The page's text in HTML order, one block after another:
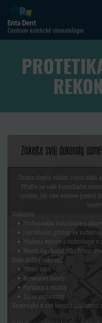
Centrum estetické stomatologie